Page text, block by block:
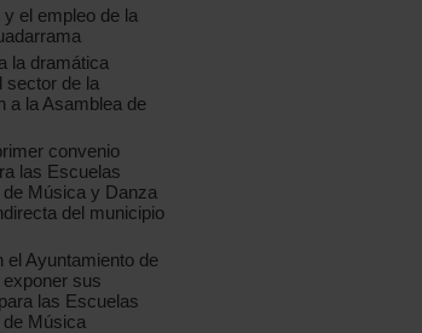
el empleo de la
la dramática
sector de la
a la Asamblea de
convenio
las Escuelas
Música y Danza
del municipio
el Ayuntamiento de
sus
las Escuelas
Música